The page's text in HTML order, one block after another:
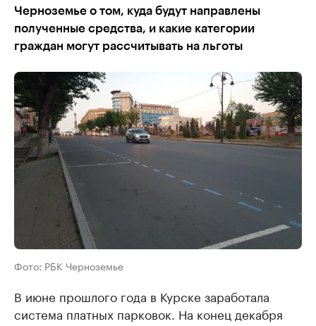
Черноземье о том, куда будут направлены
полученные средства, и какие категории
граждан могут рассчитывать на льготы
Фото: РБК Черноземье
В июне прошлого года в Курске заработала
система платных парковок. На конец декабря